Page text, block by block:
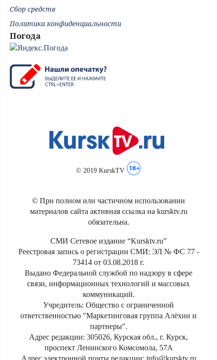
Сбор средств
Политика конфиденциальности
Погода
© 2019 KurskTV
© При полном или частичном использовании
материалов сайта активная ссылка на kursktv.ru
обязательна.
СМИ Сетевое издание “Kursktv.ru”
Реестровая запись о регистрации СМИ: ЭЛ № ФС 77 -
73414 от 03.08.2018 г.
Выдано Федеральной службой по надзору в сфере
связи, информационных технологий и массовых
коммуникаций.
Учредитель: Общество с ограниченной
ответственностью "Маркетинговая группа Алёхин и
партнеры".
Адрес редакции: 305026, Курская обл., г. Курск,
проспект Ленинского Комсомола, 57А